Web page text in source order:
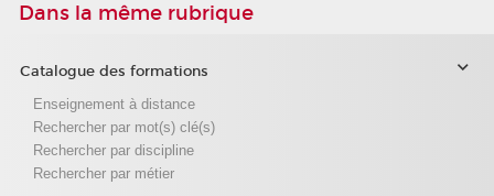
Dans la même rubrique
Catalogue des formations
Enseignement à distance
Rechercher par mot(s) clé(s)
Rechercher par discipline
Rechercher par métier